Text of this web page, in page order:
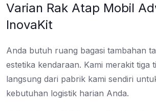
Varian Rak Atap Mobil
InovaKit
Anda butuh ruang bagasi tambahan
estetika kendaraan. Kami merakit tiga
langsung dari pabrik kami sendiri
kebutuhan logistik harian Anda.